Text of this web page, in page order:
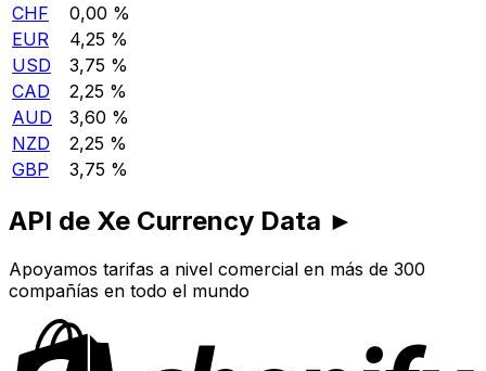
CHF
0,00 %
EUR
4,25 %
USD
3,75 %
CAD
2,25 %
AUD
3,60 %
NZD
2,25 %
GBP
3,75 %
API de Xe Currency Data ►
Apoyamos tarifas a nivel comercial en más de 300
compañías en todo el mundo